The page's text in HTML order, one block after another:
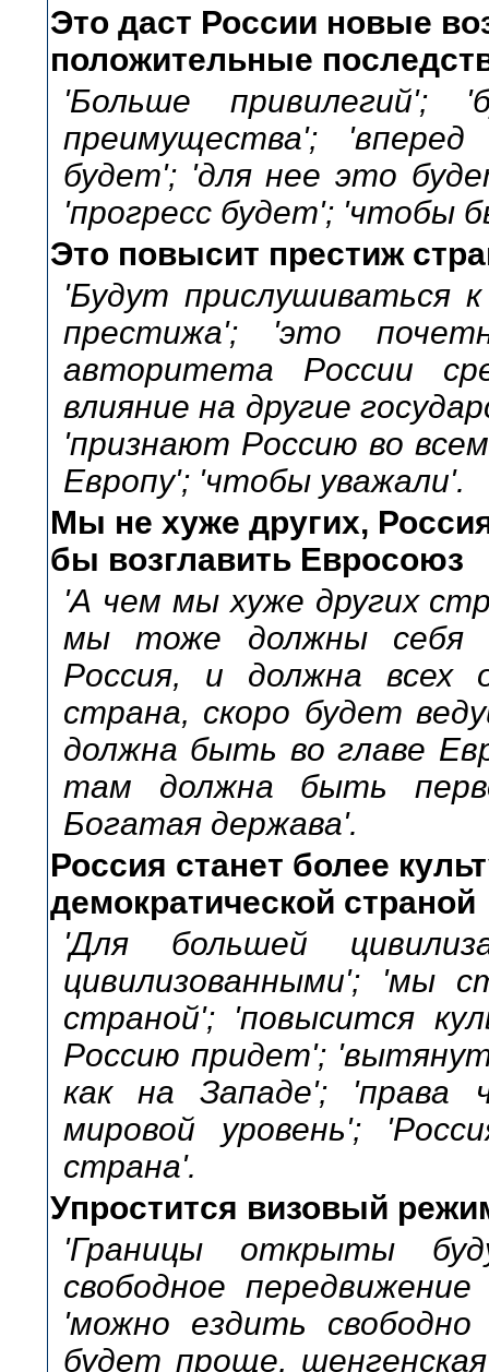
Это даст России новые
положительные
'Больше привилегий';
преимущества';
будет'; 'для нее это
'прогресс будет'; 'чтобы
Это повысит престиж
'Будут прислушиваться
престижа'; 'это
авторитета России
влияние на другие
'признают Россию во
Европу'; 'чтобы уважали'.
Мы не хуже других,
бы возглавить Евросоюз
'А чем мы хуже других
мы тоже должны себя
Россия, и должна всех
страна, скоро будет
должна быть во главе
там должна быть
Богатая держава'.
Россия станет более
демократической страной
'Для большей
цивилизованными'; 'мы
страной'; 'повысится
Россию придет';
как на Западе'; 'права
мировой уровень';
страна'.
Упростится визовый
'Границы открыты
свободное
'можно ездить
будет проще,